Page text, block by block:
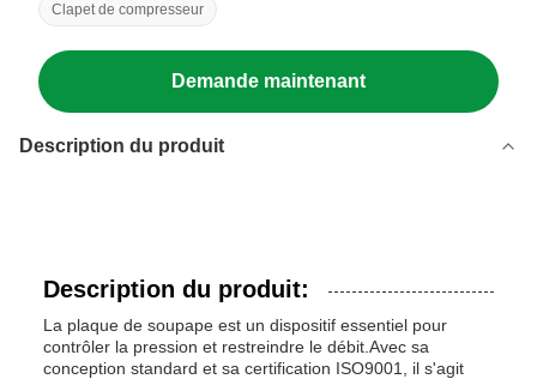
Clapet de compresseur
Demande maintenant
Description du produit
Description du produit:
La plaque de soupape est un dispositif essentiel pour
contrôler la pression et restreindre le débit.Avec sa
conception standard et sa certification ISO9001, il s'agit